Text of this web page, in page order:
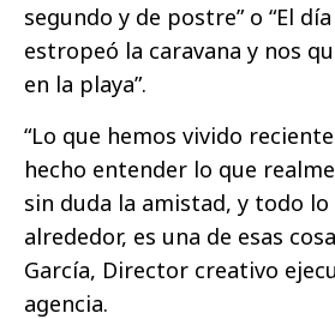
segundo y de postre” o “El
estropeó la caravana y nos
en la playa”.
“Lo que hemos vivido
hecho entender lo que
sin duda la amistad, y todo lo
alrededor, es una de esas
García, Director creativo
agencia.